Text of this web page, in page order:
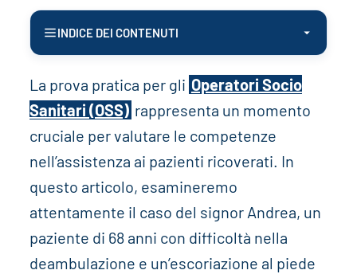
INDICE DEI CONTENUTI
La prova pratica per gli Operatori Socio
Sanitari (OSS) rappresenta un momento
cruciale per valutare le competenze
nell’assistenza ai pazienti ricoverati. In
questo articolo, esamineremo
attentamente il caso del signor Andrea, un
paziente di 68 anni con difficoltà nella
deambulazione e un’escoriazione al piede